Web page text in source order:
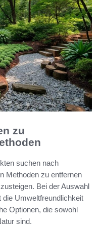
zu
suchen nach
Methoden zu entfernen
Bei der Auswahl
die Umweltfreundlichkeit
Optionen, die sowohl
sind.